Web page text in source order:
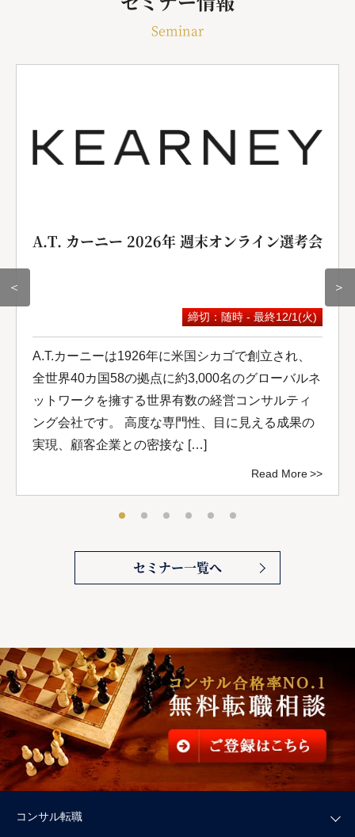
Seminar
＜
A.T. カーニー 2026年 週末オンライン選考会
締切：随時 - 最終12/1(火)
A.T.カーニーは1926年に米国シカゴで創立され、
全世界40カ国58の拠点に約3,000名のグローバルネ
ットワークを擁する世界有数の経営コンサルティ
ング会社です。 高度な専門性、目に見える成果の
実現、顧客企業との密接な […]
Read More
＞
セミナー一覧へ
コンサル転職